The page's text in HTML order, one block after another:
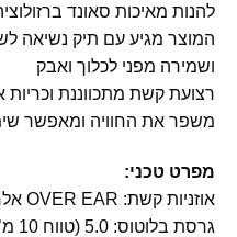
להנות מאיכות סאונד
המוצר מגיע עם תיק נשיאה
ושמירה מפני לכלוך ואבק
רצועת קשת מתכווננת וכריות
משפר את החוויה ומאפשר
מפרט טכני:
אוזניות קשת: OVER EAR אלחוטיות
גרסת בלוטוס: 5.0 (טווח 10 מ’)